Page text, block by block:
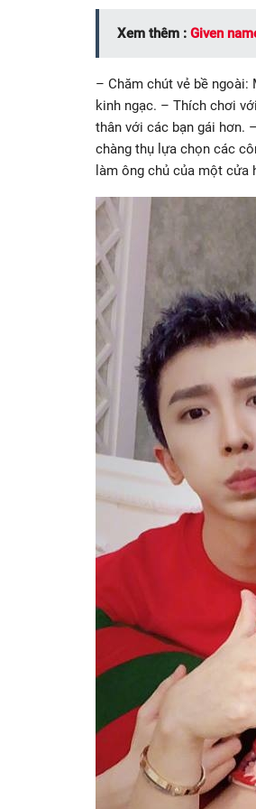
Xem thêm : Given
– Chăm chút vẻ bề
kinh ngạc. – Thích chơi
thân với các bạn gái hơn.
chàng thụ lựa chọn các
làm ông chủ của một cửa